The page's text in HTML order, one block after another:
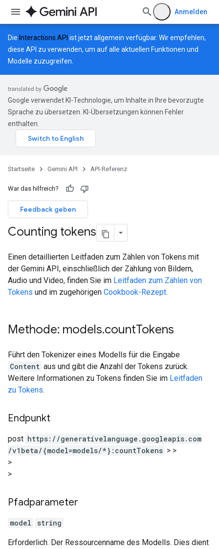
Anmelden
Die Interactions API ist jetzt allgemein verfügbar. Wir empfehlen,
diese API zu verwenden, um auf alle aktuellen Funktionen und
Modelle zuzugreifen.
Google verwendet KI-Technologie, um Inhalte in Ihre bevorzugte
Sprache zu übersetzen. KI-Übersetzungen können Fehler
enthalten.
Startseite Gemini API API-Referenz
War das hilfreich?
Feedback geben
Counting tokens
Einen detaillierten Leitfaden zum Zählen von Tokens mit
der Gemini API, einschließlich der Zählung von Bildern,
Audio und Video, finden Sie im Leitfaden zum Zählen von
Tokens und im zugehörigen Cookbook-Rezept.
Methode: models.countTokens
Führt den Tokenizer eines Modells für die Eingabe
Content aus und gibt die Anzahl der Tokens zurück.
Weitere Informationen zu Tokens finden Sie im Leitfaden
zu Tokens.
Endpunkt
post https: / /generativelanguage.googleapis.com
/v1beta/{model=models/*}:countTokens > >
>
>
Pfadparameter
model string
Erforderlich. Der Ressourcenname des Modells. Dies dient